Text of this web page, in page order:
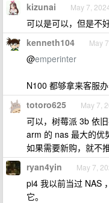
kizunai May 7,
可以是可以，但是不
kenneth104 May
@emperinter
N100 都够拿来客服
totoro625 May 7,
可以，树莓派 3b 依
arm 的 nas 最大的优
如果需要新购，就不
ryan4yin May 7,
pi4 我以前当过 NAS
它。